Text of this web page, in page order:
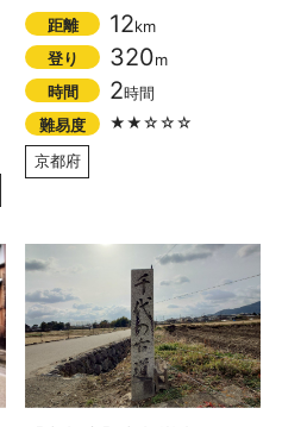
距離 12km
登り
320m
時間
2時間
難易度
★★☆☆☆
京都府